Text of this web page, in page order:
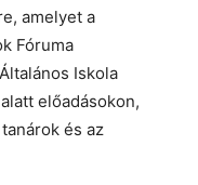
amelyet a
Fóruma
Iskola
előadásokon,
és az